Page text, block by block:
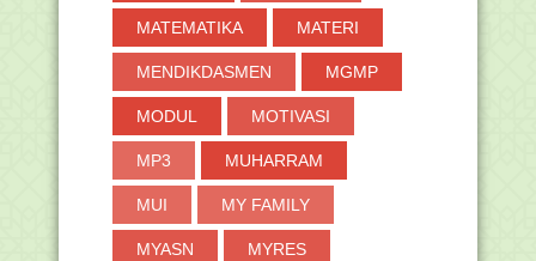
MATEMATIKA MATERI
MENDIKDASMEN MGMP
MODUL MOTIVASI
MP3 MUHARRAM
MUI MY FAMILY
MYASN MYRES